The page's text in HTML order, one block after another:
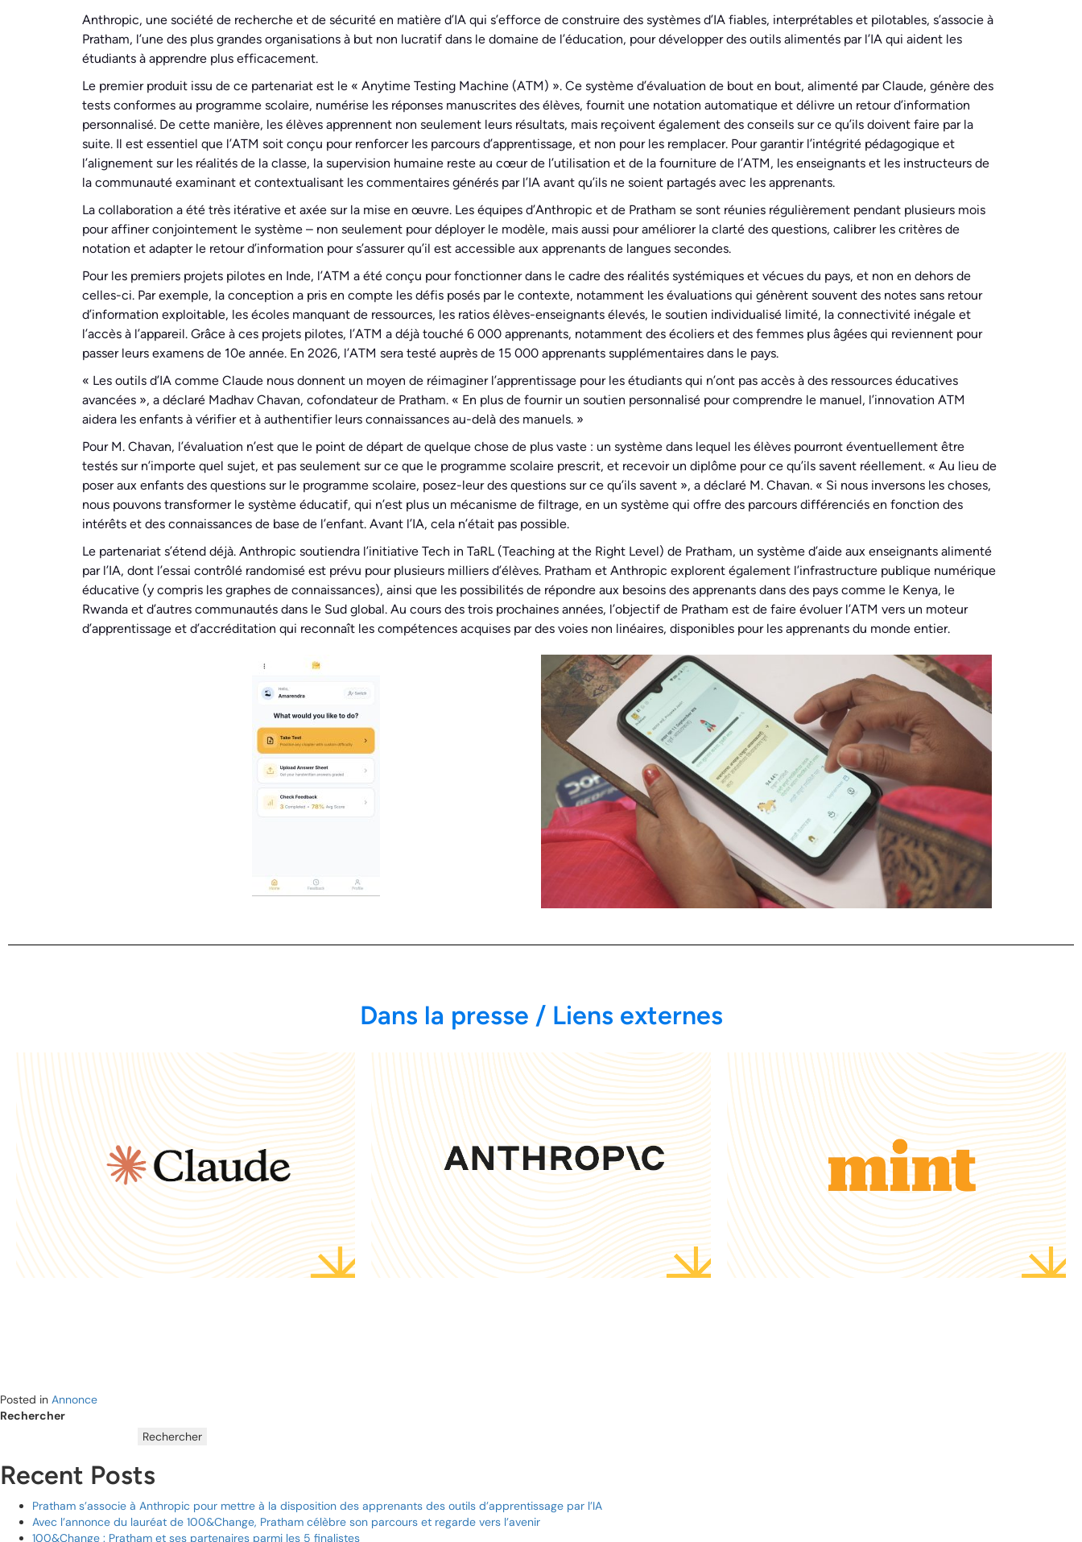
Anthropic, une société de recherche et de sécurité en matière d’IA qui s’efforce de construire des systèmes d’IA fiables, interprétables et pilotables, s’associe à
Pratham, l’une des plus grandes organisations à but non lucratif dans le domaine de l’éducation, pourdévelopper des outils alimentés par l’IA qui aident les
étudiants à apprendre plus efficacement.
Le premier produit issu de ce partenariat est le « Anytime Testing Machine (ATM) ». Ce système d’évaluation de bout en bout, alimenté par Claude, génère des
tests conformes au programme scolaire, numérise les réponses manuscrites des élèves, fournit une notation automatique et délivre un retour d’information
personnalisé. De cette manière, les élèves apprennent non seulement leurs résultats, mais reçoivent également des conseils sur ce qu’ils doivent faire par la
suite. Il est essentiel que l’ATM soit conçu pour renforcer les parcours d’apprentissage, et non pour les remplacer. Pour garantir l’intégrité pédagogique et
l’alignement sur les réalités de la classe, la supervision humaine reste au cœur de l’utilisation et de la fourniture de l’ATM, les enseignants et les instructeurs de
la communauté examinant et contextualisant les commentaires générés par l’IA avant qu’ils ne soient partagés avec les apprenants.
La collaboration a été très itérative et axée sur la mise en œuvre. Les équipes d’Anthropic et de Pratham se sont réunies régulièrement pendant plusieurs mois
pour affiner conjointement le système – non seulement pour déployer le modèle, mais aussi pour améliorer la clarté des questions, calibrer les critères de
notation et adapter le retour d’information pour s’assurer qu’il est accessible aux apprenants de langues secondes.
Pour les premiers projets pilotes en Inde, l’ATM a été conçu pour fonctionner dans le cadre des réalités systémiques et vécues du pays, et non en dehors de
celles-ci. Par exemple, la conception a pris en compte les défis posés par le contexte, notamment les évaluations qui génèrent souvent des notes sans retour
d’information exploitable, les écoles manquant de ressources, les ratios élèves-enseignants élevés, le soutien individualisé limité, la connectivité inégale et
l’accès à l’appareil. Grâce à ces projets pilotes, l’ATM a déjà touché 6 000 apprenants, notamment des écoliers et des femmes plus âgées qui reviennent pour
passer leurs examens de 10e année. En 2026, l’ATM sera testé auprès de 15 000 apprenants supplémentaires dans le pays.
« Les outils d’IA comme Claude nous donnent un moyen de réimaginer l’apprentissage pour les étudiants qui n’ont pas accès à des ressources éducatives
avancées », a déclaré Madhav Chavan, cofondateur de Pratham. « En plus de fournir un soutien personnalisé pour comprendre le manuel, l’innovation ATM
aidera les enfants à vérifier et à authentifier leurs connaissances au-delà des manuels. »
Pour M. Chavan, l’évaluation n’est que le point de départ de quelque chose de plus vaste : un système dans lequel les élèves pourront éventuellement être
testés sur n’importe quel sujet, et pas seulement sur ce que le programme scolaire prescrit, et recevoir un diplôme pour ce qu’ils savent réellement. « Au lieu de
poser aux enfants des questions sur le programme scolaire, posez-leur des questions sur ce qu’ils savent », a déclaré M. Chavan. « Si nous inversons les choses,
nous pouvons transformer le système éducatif, qui n’est plus un mécanisme de filtrage, en un système qui offre des parcours différenciés en fonction des
intérêts et des connaissances de base de l’enfant. Avant l’IA, cela n’était pas possible.
Le partenariat s’étend déjà. Anthropic soutiendra l’initiative Tech in TaRL (Teaching at the Right Level) de Pratham, un système d’aide aux enseignants alimenté
par l’IA, dont l’essai contrôlé randomisé est prévu pour plusieurs milliers d’élèves. Pratham et Anthropic explorent également l’infrastructure publique numérique
éducative (y compris les graphes de connaissances), ainsi que les possibilités de répondre aux besoins des apprenants dans des pays comme le Kenya, le
Rwanda et d’autres communautés dans le Sud global. Au cours des trois prochaines années, l’objectif de Pratham est de faire évoluer l’ATM vers un moteur
d’apprentissage et d’accréditation qui reconnaît les compétences acquises par des voies non linéaires, disponibles pour les apprenants du monde entier.
Dans la presse / Liens externes
Comment Pratham
fournit un retour
d'évaluation personnalisé
à des milliers d'élèves en
Inde avec Claude
LIRE LA SUITE
Anthropic ouvre un
bureau à Bengaluru et
annonce de nouveaux
partenariats en Inde
LIRE LA SUITE
Anthropic ouvre un
bureau à Bengaluru et
s'associe à l'organisation
à but non lucratif
Pratham, entre autres,
pour promouvoir l'IA.
LIRE LA SUITE
Posted in Annonce
Rechercher
Rechercher
Recent Posts
Pratham s’associe à Anthropic pour mettre à la disposition des apprenants des outils d’apprentissage par l’IA
Avec l’annonce du lauréat de 100&Change, Pratham célèbre son parcours et regarde vers l’avenir
100&Change : Pratham et ses partenaires parmi les 5 finalistes